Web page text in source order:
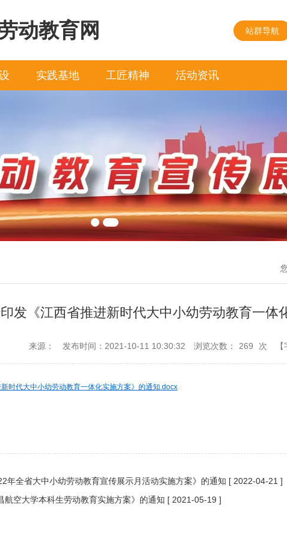
动教育网 站群导航
实践基地 工匠精神 活动资讯
发《江西省推进新时代大中小幼劳动教育一体
来源： 发布时间：2021-10-11 10:30:32 浏览次数： 269 次
时代大中小幼劳动教育一体化实施方案》的通知.docx
年全省大中小幼劳动教育宣传展示月活动实施方案》的通知 [ 2022-04-21 ]
航空大学本科生劳动教育实施方案》的通知 [ 2021-05-19 ]